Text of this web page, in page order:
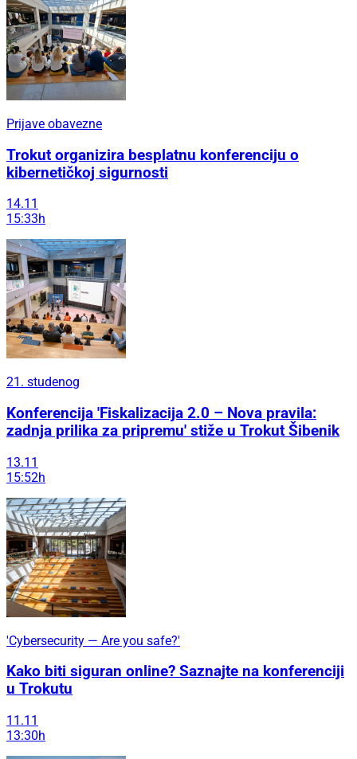
Prijave obavezne
Trokut organizira besplatnu konferenciju o
kibernetičkoj sigurnosti
14.11
15:33h
21. studenog
Konferencija 'Fiskalizacija 2.0 – Nova pravila:
zadnja prilika za pripremu' stiže u Trokut Šibenik
13.11
15:52h
'Cybersecurity — Are you safe?'
Kako biti siguran online? Saznajte na konferenciji
u Trokutu
11.11
13:30h